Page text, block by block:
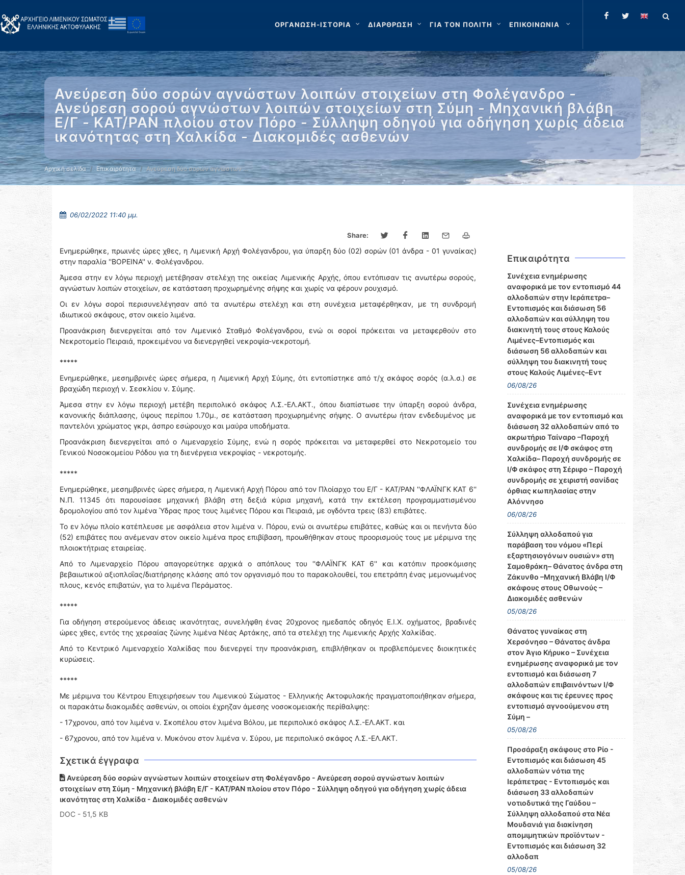
ΟΡΓΑΝΩΣΗ-ΙΣΤΟΡΙΑ ΔΙΑΡΘΡΩΣΗ ΓΙΑ ΤΟΝ ΠΟΛΙΤΗ ΕΠΙΚΟΙΝΩΝΙΑ
Ανεύρεση δύο σορών αγνώστων λοιπών στοιχείων στη Φολέγανδρο -
Ανεύρεση σορού αγνώστων λοιπών στοιχείων στη Σύμη - Μηχανική βλάβη
Ε/Γ - ΚΑΤ/ΡΑΝ πλοίου στον Πόρο - Σύλληψη οδηγού για οδήγηση χωρίς άδεια
ικανότητας στη Χαλκίδα - Διακομιδές ασθενών
Αρχική σελίδα Επικαιρότητα Ανεύρεση δύο σορών αγνώστων …
06/02/2022 11:40 μμ.
Share:
Ενημερώθηκε, πρωινές ώρες χθες, η Λιμενική Αρχή Φολέγανδρου, για ύπαρξη δύο (02) σορών (01 άνδρα - 01 γυναίκας)
στην παραλία ''ΒΟΡΕΙΝΑ'' ν. Φολέγανδρου.
Άμεσα στην εν λόγω περιοχή μετέβησαν στελέχη της οικείας Λιμενικής Αρχής, όπου εντόπισαν τις ανωτέρω σορούς,
αγνώστων λοιπών στοιχείων, σε κατάσταση προχωρημένης σήψης και χωρίς να φέρουν ρουχισμό.
Οι εν λόγω σοροί περισυνελέγησαν από τα ανωτέρω στελέχη και στη συνέχεια μεταφέρθηκαν, με τη συνδρομή
ιδιωτικού σκάφους, στον οικείο λιμένα.
Προανάκριση διενεργείται από τον Λιμενικό Σταθμό Φολέγανδρου, ενώ οι σοροί πρόκειται να μεταφερθούν στο
Νεκροτομείο Πειραιά, προκειμένου να διενεργηθεί νεκροψία-νεκροτομή.
*****
Ενημερώθηκε, μεσημβρινές ώρες σήμερα, η Λιμενική Αρχή Σύμης, ότι εντοπίστηκε από τ/χ σκάφος σορός (α.λ.σ.) σε
βραχώδη περιοχή ν. Σεσκλίου ν. Σύμης.
Άμεσα στην εν λόγω περιοχή μετέβη περιπολικό σκάφος Λ.Σ.-ΕΛ.ΑΚΤ., όπου διαπίστωσε την ύπαρξη σορού άνδρα,
κανονικής διάπλασης, ύψους περίπου 1.70μ., σε κατάσταση προχωρημένης σήψης. Ο ανωτέρω ήταν ενδεδυμένος με
παντελόνι χρώματος γκρι, άσπρο εσώρουχο και μαύρα υποδήματα.
Προανάκριση διενεργείται από ο Λιμεναρχείο Σύμης, ενώ η σορός πρόκειται να μεταφερθεί στο Νεκροτομείο του
Γενικού Νοσοκομείου Ρόδου για τη διενέργεια νεκροψίας - νεκροτομής.
*****
Ενημερώθηκε, μεσημβρινές ώρες σήμερα, η Λιμενική Αρχή Πόρου από τον Πλοίαρχο του Ε/Γ - ΚΑΤ/ΡΑΝ ''ΦΛΑΪΝΓΚ ΚΑΤ 6''
Ν.Π. 11345 ότι παρουσίασε μηχανική βλάβη στη δεξιά κύρια μηχανή, κατά την εκτέλεση προγραμματισμένου
δρομολογίου από τον λιμένα Ύδρας προς τους λιμένες Πόρου και Πειραιά, με ογδόντα τρεις (83) επιβάτες.
Το εν λόγω πλοίο κατέπλευσε με ασφάλεια στον λιμένα ν. Πόρου, ενώ οι ανωτέρω επιβάτες, καθώς και οι πενήντα δύο
(52) επιβάτες που ανέμεναν στον οικείο λιμένα προς επιβίβαση, προωθήθηκαν στους προορισμούς τους με μέριμνα της
πλοιοκτήτριας εταιρείας.
Από το Λιμεναρχείο Πόρου απαγορεύτηκε αρχικά ο απόπλους του ''ΦΛΑΪΝΓΚ ΚΑΤ 6'' και κατόπιν προσκόμισης
βεβαιωτικού αξιοπλοΐας/διατήρησης κλάσης από τον οργανισμό που το παρακολουθεί, του επετράπη ένας μεμονωμένος
πλους, κενός επιβατών, για το λιμένα Περάματος.
*****
Για οδήγηση στερούμενος άδειας ικανότητας, συνελήφθη ένας 20χρονος ημεδαπός οδηγός Ε.Ι.Χ. οχήματος, βραδινές
ώρες χθες, εντός της χερσαίας ζώνης λιμένα Νέας Αρτάκης, από τα στελέχη της Λιμενικής Αρχής Χαλκίδας.
Από το Κεντρικό Λιμεναρχείο Χαλκίδας που διενεργεί την προανάκριση, επιβλήθηκαν οι προβλεπόμενες διοικητικές
κυρώσεις.
*****
Με μέριμνα του Κέντρου Επιχειρήσεων του Λιμενικού Σώματος - Ελληνικής Ακτοφυλακής πραγματοποιήθηκαν σήμερα,
οι παρακάτω διακομιδές ασθενών, οι οποίοι έχρηζαν άμεσης νοσοκομειακής περίθαλψης:
- 17χρονου, από τον λιμένα ν. Σκοπέλου στον λιμένα Βόλου, με περιπολικό σκάφος Λ.Σ.-ΕΛ.ΑΚΤ. και
- 67χρονου, από τον λιμένα ν. Μυκόνου στον λιμένα ν. Σύρου, με περιπολικό σκάφος Λ.Σ.-ΕΛ.ΑΚΤ.
Σχετικά έγγραφα
Ανεύρεση δύο σορών αγνώστων λοιπών στοιχείων στη Φολέγανδρο - Ανεύρεση σορού αγνώστων λοιπών
στοιχείων στη Σύμη - Μηχανική βλάβη Ε/Γ - ΚΑΤ/ΡΑΝ πλοίου στον Πόρο - Σύλληψη οδηγού για οδήγηση χωρίς άδεια
ικανότητας στη Χαλκίδα - Διακομιδές ασθενών
DOC - 51,5 KB
Επικαιρότητα
Συνέχεια ενημέρωσης
αναφορικά με τον εντοπισμό 44
αλλοδαπών στην Ιεράπετρα–
Εντοπισμός και διάσωση 56
αλλοδαπών και σύλληψη του
διακινητή τους στους Καλούς
Λιμένες–Εντοπισμός και
διάσωση 56 αλλοδαπών και
σύλληψη του διακινητή τους
στους Καλούς Λιμένες–Εντ
06/08/26
Συνέχεια ενημέρωσης
αναφορικά με τον εντοπισμό και
διάσωση 32 αλλοδαπών από το
ακρωτήριο Ταίναρο –Παροχή
συνδρομής σε Ι/Φ σκάφος στη
Χαλκίδα– Παροχή συνδρομής σε
Ι/Φ σκάφος στη Σέριφο – Παροχή
συνδρομής σε χειριστή σανίδας
όρθιας κωπηλασίας στην
Αλόννησο
06/08/26
Σύλληψη αλλοδαπού για
παράβαση του νόμου «Περί
εξαρτησιογόνων ουσιών» στη
Σαμοθράκη– Θάνατος άνδρα στη
Ζάκυνθο –Μηχανική Βλάβη Ι/Φ
σκάφους στους Οθωνούς –
Διακομιδές ασθενών
05/08/26
Θάνατος γυναίκας στη
Χερσόνησο – Θάνατος άνδρα
στον Άγιο Κήρυκο – Συνέχεια
ενημέρωσης αναφορικά με τον
εντοπισμό και διάσωση 7
αλλοδαπών επιβαινόντων Ι/Φ
σκάφους και τις έρευνες προς
εντοπισμό αγνοούμενου στη
Σύμη –
05/08/26
Προσάραξη σκάφους στο Ρίο -
Εντοπισμός και διάσωση 45
αλλοδαπών νότια της
Ιεράπετρας - Εντοπισμός και
διάσωση 33 αλλοδαπών
νοτιοδυτικά της Γαύδου –
Σύλληψη αλλοδαπού στα Νέα
Μουδανιά για διακίνηση
απομιμητικών προϊόντων -
Εντοπισμός και διάσωση 32
αλλοδαπ
05/08/26